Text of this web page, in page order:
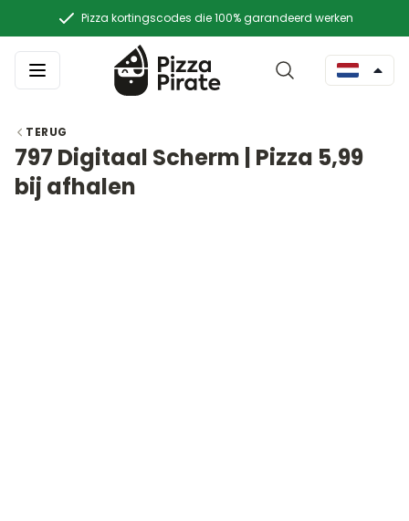
Pizza kortingscodes die 100% garandeerd werken
TERUG
797 Digitaal Scherm | Pizza 5,99
bij afhalen